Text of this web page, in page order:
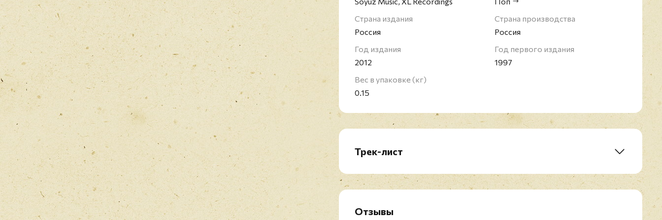
Страна издания
Россия
Страна производства
Россия
Год издания
2012
Год первого издания
1997
Вес в упаковке (кг)
0.15
Трек-лист
1. Smack My Bitch Up
2. Breathe
4. Funky Shit
Отзывы